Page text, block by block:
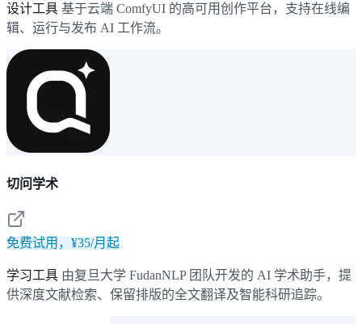
设计工具 基于云端 ComfyUI 的高可用创作平台，支持在线编
辑、运行与发布 AI 工作流。
切问学术
免费试用，¥35/月起
学习工具 由复旦大学 FudanNLP 团队开发的 AI 学术助手，提
供深度文献检索、保留排版的全文翻译及智能科研追踪。